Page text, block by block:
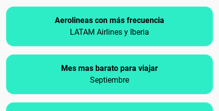
Aerolineas con más frecuencia
LATAM Airlines y Iberia
Mes mas barato para viajar
Septiembre